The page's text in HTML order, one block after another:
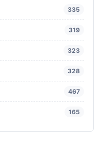
335
319
323
328
467
165